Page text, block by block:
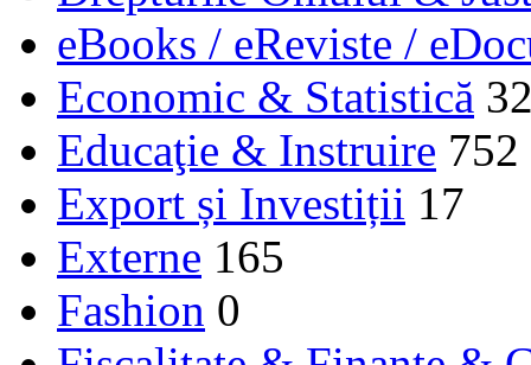
eBooks / eReviste /
Economic & Statistică
Educaţie & Instruire 752
Export și Investiții 17
Externe 165
Fashion 0